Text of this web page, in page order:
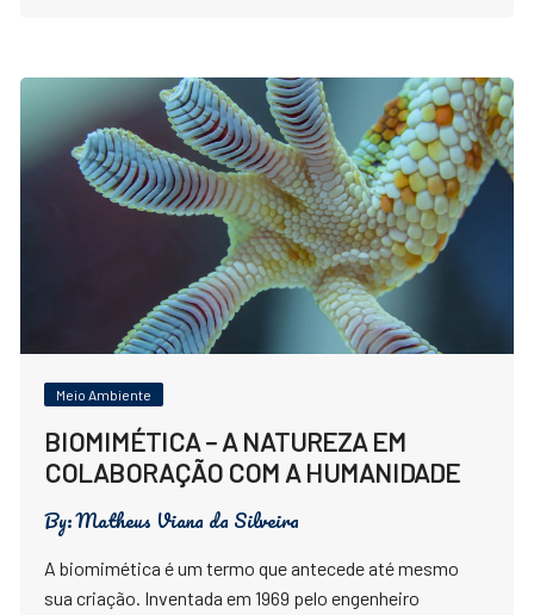
Meio Ambiente
BIOMIMÉTICA – A NATUREZA EM
COLABORAÇÃO COM A HUMANIDADE
By:Matheus Viana da Silveira
A biomimética é um termo que antecede até mesmo
sua criação. Inventada em 1969 pelo engenheiro